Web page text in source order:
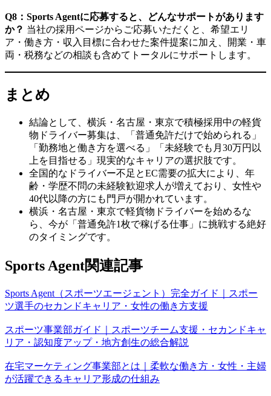
Q8：Sports Agentに応募すると、どんなサポートがあります
か？ 当社の採用ページからご応募いただくと、希望エリ
ア・働き方・収入目標に合わせた案件提案に加え、開業・車
両・税務などの相談も含めてトータルにサポートします。
まとめ
結論として、横浜・名古屋・東京で積極採用中の軽貨
物ドライバー募集は、「普通免許だけで始められる」
「勤務地と働き方を選べる」「未経験でも月30万円以
上を目指せる」現実的なキャリアの選択肢です。
全国的なドライバー不足とEC需要の拡大により、年
齢・学歴不問の未経験歓迎求人が増えており、女性や
40代以降の方にも門戸が開かれています。
横浜・名古屋・東京で軽貨物ドライバーを始めるな
ら、今が「普通免許1枚で稼げる仕事」に挑戦する絶好
のタイミングです。
Sports Agent関連記事
Sports Agent（スポーツエージェント）完全ガイド｜スポー
ツ選手のセカンドキャリア・女性の働き方支援
スポーツ事業部ガイド｜スポーツチーム支援・セカンドキャ
リア・認知度アップ・地方創生の総合解説
在宅マーケティング事業部とは｜柔軟な働き方・女性・主婦
が活躍できるキャリア形成の仕組み